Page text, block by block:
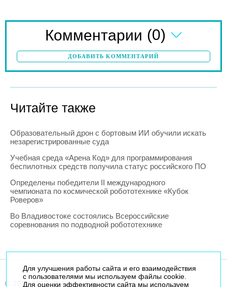
Комментарии (0)
ДОБАВИТЬ КОММЕНТАРИЙ
Читайте также
Образовательный дрон с бортовым ИИ обучили искать
незарегистрированные суда
Учебная среда «Арена Код» для программирования
беспилотных средств получила статус российского ПО
Определены победители II международного
чемпионата по космической робототехнике «Кубок
Роверов»
Во Владивостоке состоялись Всероссийские
соревнования по подводной робототехнике
© 2014-2026. Robogeek.ru - проект группы “Текарт”.
Для улучшения работы сайта и его взаимодействия
с пользователями мы используем файлы cookie.
Для оценки эффективности сайта мы используем